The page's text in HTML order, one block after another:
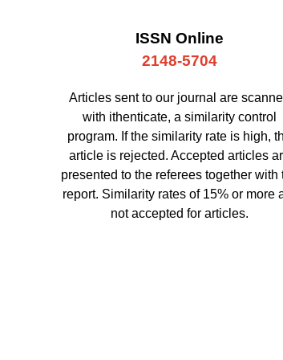
ISSN Online
2148-5704
Articles sent to our journal are
with ithenticate, a similarity control
program. If the similarity rate is high,
article is rejected. Accepted articles
presented to the referees together with
report. Similarity rates of 15% or more
not accepted for articles.